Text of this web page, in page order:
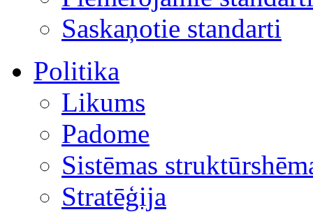
Saskaņotie standarti
Politika
Likums
Padome
Sistēmas
Stratēģija